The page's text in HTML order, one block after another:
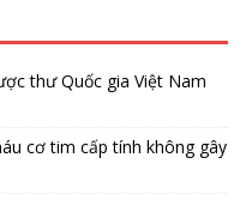
thư Quốc gia Việt Nam
cơ tim cấp tính không gây